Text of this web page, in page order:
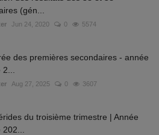
(gén...
Jun 24, 2020 0 5574
des premières secondaires - année
Aug 27, 2025 0 3607
du troisième trimestre | Année